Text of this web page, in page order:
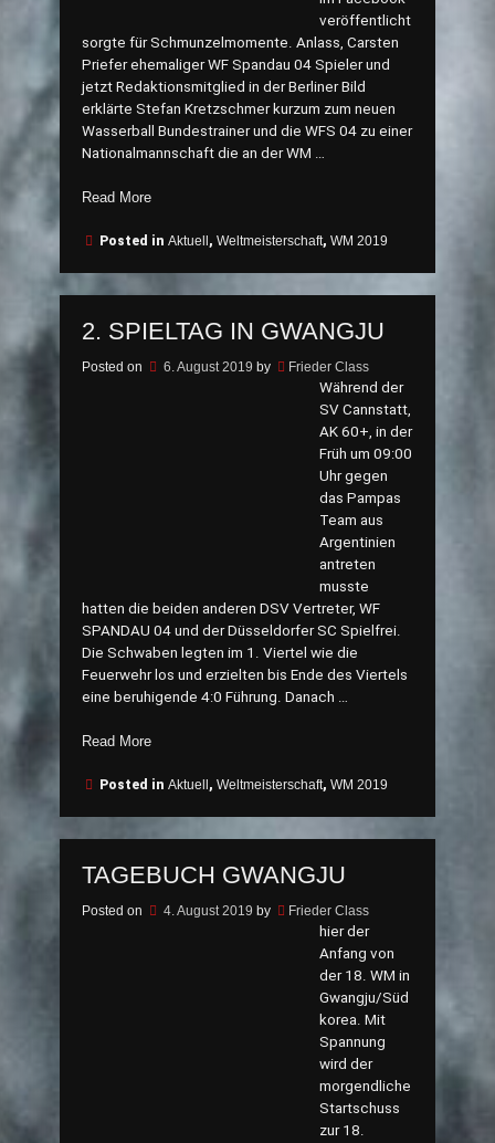
veröffentlicht
sorgte für Schmunzelmomente. Anlass, Carsten
Priefer ehemaliger WF Spandau 04 Spieler und
jetzt Redaktionsmitglied in der Berliner Bild
erklärte Stefan Kretzschmer kurzum zum neuen
Wasserball Bundestrainer und die WFS 04 zu einer
Nationalmannschaft die an der WM …
Read More„3.
in
Posted in Aktuell , Weltmeisterschaft, WM 2019
2. SPIELTAG IN GWANGJU
Posted on 6. August 2019 by Frieder Class
Während der
SV Cannstatt,
AK 60+, in der
Früh um 09:00
Uhr gegen
das Pampas
Team aus
Argentinien
antreten
musste
hatten die beiden anderen DSV Vertreter, WF
SPANDAU 04 und der Düsseldorfer SC Spielfrei.
Die Schwaben legten im 1. Viertel wie die
Feuerwehr los und erzielten bis Ende des Viertels
eine beruhigende 4:0 Führung. Danach …
Read More„2.
in
Posted in Aktuell , Weltmeisterschaft, WM 2019
TAGEBUCH GWANGJU
Posted on 4. August 2019 by Frieder Class
hier der
Anfang von
der 18. WM in
Gwangju/Süd
korea. Mit
Spannung
wird der
morgendliche
Startschuss
zur 18.